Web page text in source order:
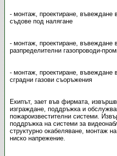
- монтаж, проектиране, въвеждане
съдове под налягане
- монтаж, проектиране, въвеждане
разпределителни газопроводи-
- монтаж, проектиране, въвеждане
сградни газови съоръжения
Екипът, зает във фирмата,
изграждане, поддръжка и
пожароизвестителни системи.
поддръжка на системи за
структурно окабеляване, монтаж
ниско напрежение.